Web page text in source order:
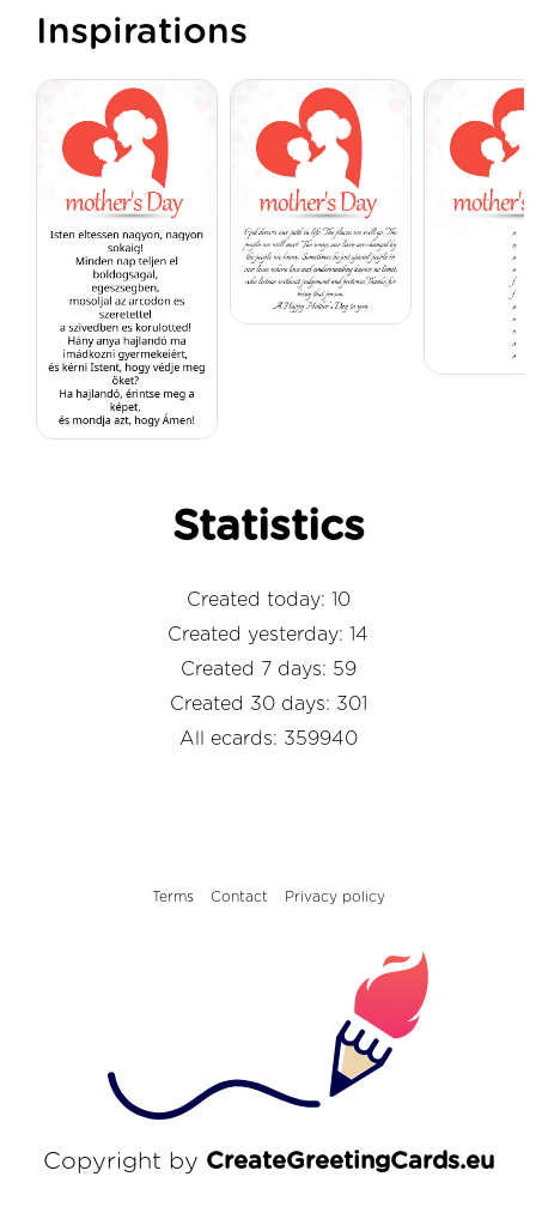
Inspirations
Statistics
Created today: 10
Created yesterday: 14
Created 7 days: 59
Created 30 days: 301
All ecards: 359940
Terms Contact Privacy policy
Copyright by CreateGreetingCards.eu